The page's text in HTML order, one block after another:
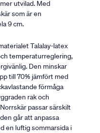
utvilad. Med
som är en
9 cm.
Talalay-latex
temperaturreglering,
Den minskar
till 70% jämfört med
förmåga
rak och
passar särskilt
går att anpassa
en luftig sommarsida i